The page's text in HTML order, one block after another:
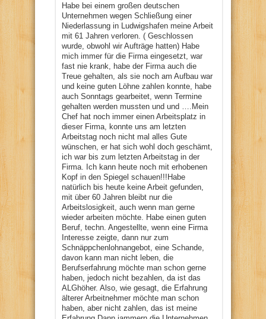
Habe bei einem großen deutschen
Unternehmen wegen Schließung einer
Niederlassung in Ludwigshafen meine Arbeit
mit 61 Jahren verloren. ( Geschlossen
wurde, obwohl wir Aufträge hatten) Habe
mich immer für die Firma eingesetzt, war
fast nie krank, habe der Firma auch die
Treue gehalten, als sie noch am Aufbau war
und keine guten Löhne zahlen konnte, habe
auch Sonntags gearbeitet, wenn Termine
gehalten werden mussten und und ….Mein
Chef hat noch immer einen Arbeitsplatz in
dieser Firma, konnte uns am letzten
Arbeitstag noch nicht mal alles Gute
wünschen, er hat sich wohl doch geschämt,
ich war bis zum letzten Arbeitstag in der
Firma. Ich kann heute noch mit erhobenen
Kopf in den Spiegel schauen!!!Habe
natürlich bis heute keine Arbeit gefunden,
mit über 60 Jahren bleibt nur die
Arbeitslosigkeit, auch wenn man gerne
wieder arbeiten möchte. Habe einen guten
Beruf, techn. Angestellte, wenn eine Firma
Interesse zeigte, dann nur zum
Schnäppchenlohnangebot, eine Schande,
davon kann man nicht leben, die
Berufserfahrung möchte man schon gerne
haben, jedoch nicht bezahlen, da ist das
ALGhöher. Also, wie gesagt, die Erfahrung
älterer Arbeitnehmer möchte man schon
haben, aber nicht zahlen, das ist meine